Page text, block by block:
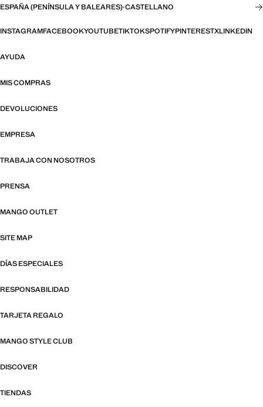
ESPAÑA (PENÍNSULA Y BALEARES)·CASTELLANO
INSTAGRAMFACEBOOKYOUTUBETIKTOKSPOTIFYPINTERESTXLINKEDIN
AYUDA
MIS COMPRAS
DEVOLUCIONES
EMPRESA
TRABAJA CON NOSOTROS
PRENSA
MANGO OUTLET
SITE MAP
DÍAS ESPECIALES
RESPONSABILIDAD
TARJETA REGALO
MANGO STYLE CLUB
DISCOVER
TIENDAS